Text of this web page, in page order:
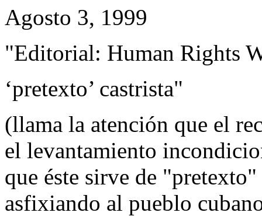
Agosto 3, 1999
"Editorial: Human Rights
‘pretexto’ castrista"
(llama la atención que el
el levantamiento
que éste sirve de
asfixiando al pueblo